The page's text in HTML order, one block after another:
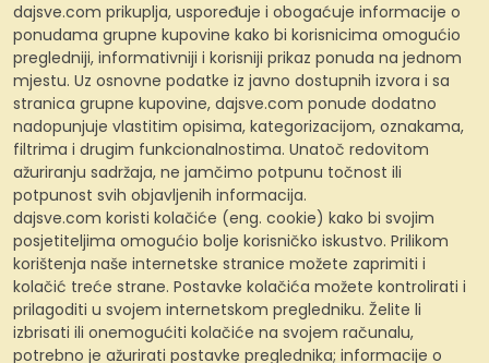
dajsve.com prikuplja, uspoređuje i obogaćuje informacije o
ponudama grupne kupovine kako bi korisnicima omogućio
pregledniji, informativniji i korisniji prikaz ponuda na jednom
mjestu. Uz osnovne podatke iz javno dostupnih izvora i sa
stranica grupne kupovine, dajsve.com ponude dodatno
nadopunjuje vlastitim opisima, kategorizacijom, oznakama,
filtrima i drugim funkcionalnostima. Unatoč redovitom
ažuriranju sadržaja, ne jamčimo potpunu točnost ili
potpunost svih objavljenih informacija.
dajsve.com koristi kolačiće (eng. cookie) kako bi svojim
posjetiteljima omogućio bolje korisničko iskustvo. Prilikom
korištenja naše internetske stranice možete zaprimiti i
kolačić treće strane. Postavke kolačića možete kontrolirati i
prilagoditi u svojem internetskom pregledniku. Želite li
izbrisati ili onemogućiti kolačiće na svojem računalu,
potrebno je ažurirati postavke preglednika; informacije o